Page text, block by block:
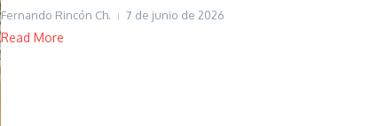
Fernando Rincón Ch. 7 de junio de 2026
Read More